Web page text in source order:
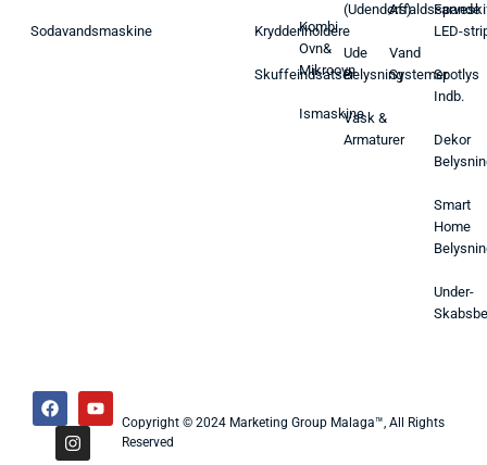
Sodavandsmaskine Krydderiholdere
Skuffeindsatser
Kombi
Ovn&
Mikroovn
Ismaskine
(Udendørs)
Ude
Belysning
Vask &
Armaturer
Affaldsspande
Vand
Systemer
LED-
Spotlys
Indb.
Dekor
Smart
Home
Under-
Copyright © 2024 Marketing Group Malaga™, All Rights
Reserved